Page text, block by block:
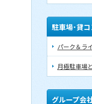
駐車場･貸
パーク＆ラ
月極駐車場
グループ会